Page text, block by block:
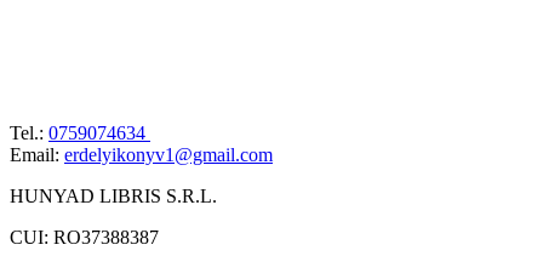
Tel.: 0759074634
Email: erdelyikonyv1@gmail.com
HUNYAD LIBRIS S.R.L.
CUI: RO37388387